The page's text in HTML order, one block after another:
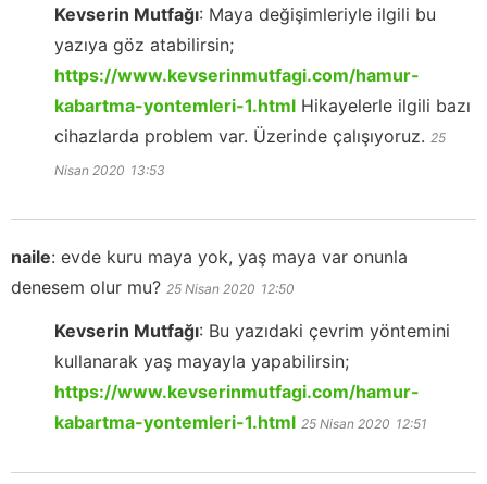
Kevserin Mutfağı: Maya değişimleriyle ilgili bu
yazıya göz atabilirsin;
https://www.kevserinmutfagi.com/hamur-
kabartma-yontemleri-1.html Hikayelerle ilgili bazı
cihazlarda problem var. Üzerinde çalışıyoruz. 25
Nisan 2020 13:53
naile: evde kuru maya yok, yaş maya var onunla
denesem olur mu? 25 Nisan 2020 12:50
Kevserin Mutfağı: Bu yazıdaki çevrim yöntemini
kullanarak yaş mayayla yapabilirsin;
https://www.kevserinmutfagi.com/hamur-
kabartma-yontemleri-1.html 25 Nisan 2020 12:51